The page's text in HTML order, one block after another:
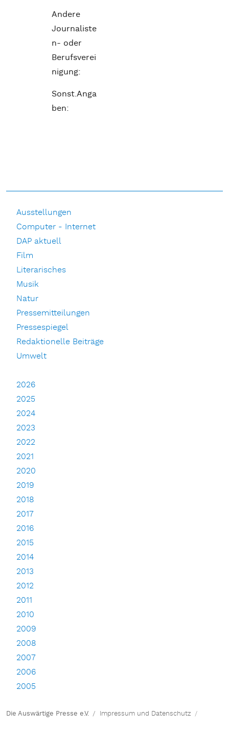
Andere
Journaliste
n- oder
Berufsverei
nigung:
Sonst.Anga
ben:
Ausstellungen
Computer - Internet
DAP aktuell
Film
Literarisches
Musik
Natur
Pressemitteilungen
Pressespiegel
Redaktionelle Beiträge
Umwelt
2026
2025
2024
2023
2022
2021
2020
2019
2018
2017
2016
2015
2014
2013
2012
2011
2010
2009
2008
2007
2006
2005
Die Auswärtige Presse e.V. Impressum und Datenschutz